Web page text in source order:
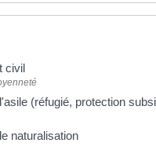
civil
(réfugié, protection
naturalisation